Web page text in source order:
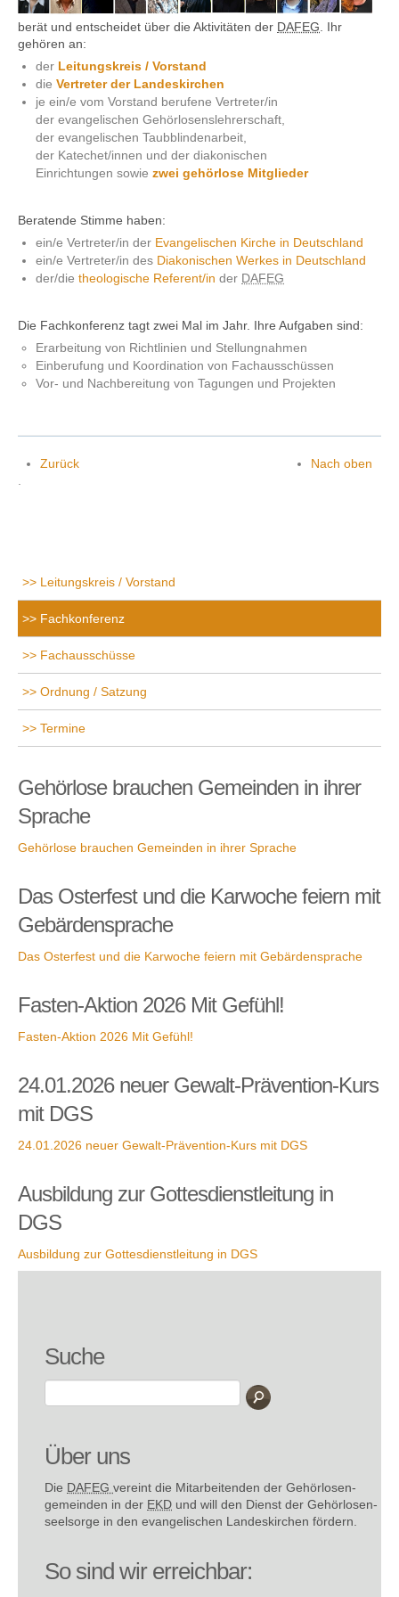
Kontakt
berät und entscheidet über die Aktivitäten der DAFEG . Ihr
gehören an:
der Leitungskreis / Vorstand
die Vertreter der Landeskirchen
je ein/e vom Vorstand berufene Vertreter/in
der evangelischen Gehörlosenslehrerschaft,
der evangelischen Taubblindenarbeit,
der Katechet/innen und der diakonischen
Einrichtungen sowie zwei gehörlose Mitglieder
Beratende Stimme haben:
ein/e Vertreter/in der Evangelischen Kirche in Deutschland
ein/e Vertreter/in des Diakonischen Werkes in Deutschland
der/die theologische Referent/in der DAFEG
Die Fachkonferenz tagt zwei Mal im Jahr. Ihre Aufgaben sind:
Erarbeitung von Richtlinien und Stellungnahmen
Einberufung und Koordination von Fachausschüssen
Vor- und Nachbereitung von Tagungen und Projekten
Zurück
Nach oben
Leitungskreis / Vorstand
Fachkonferenz
Fachausschüsse
Ordnung / Satzung
Termine
Gehörlose brauchen Gemeinden in ihrer
Sprache
Gehörlose brauchen Gemeinden in ihrer Sprache
Das Osterfest und die Karwoche feiern mit
Gebärdensprache
Das Osterfest und die Karwoche feiern mit Gebärdensprache
Fasten-Aktion 2026 Mit Gefühl!
Fasten-Aktion 2026 Mit Gefühl!
24.01.2026 neuer Gewalt-Prävention-Kurs
mit DGS
24.01.2026 neuer Gewalt-Prävention-Kurs mit DGS
Ausbildung zur Gottesdienstleitung in
DGS
Ausbildung zur Gottesdienstleitung in DGS
Suche
Über uns
Die DAFEG vereint die Mitarbeitenden der Gehör­losen­
gemeinden in der EKD und will den Dienst der Gehör­losen­
seel­sorge in den evange­lischen Landes­kirchen fördern.
So sind wir erreichbar: